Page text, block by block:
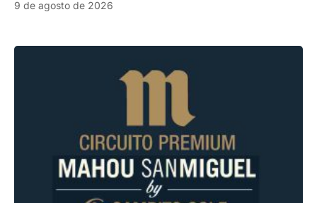
9 de agosto de 2026